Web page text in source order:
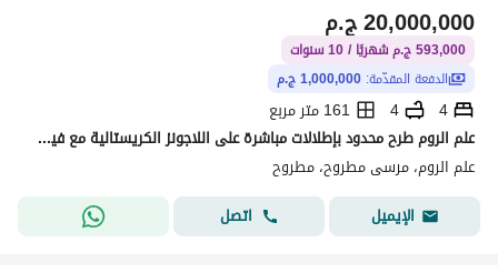
ج.م20,000,000
593,000 ج.م شهريًا / 10 سنوات
الدفعة المقدّمة: 1,000,000 ج.م
4
4
161 متر مربع
علم الروم طرح محدود بإطلالات مباشرة على اللاجونز الكريستالية مع فيو مميز يضمن أعلى قيمة استثمارية داخل واحدة من أقوى مدن الساحل الشمالي الجديدة
علم الروم، مرسى مطروح، مطروح
الإيميل
اتصل